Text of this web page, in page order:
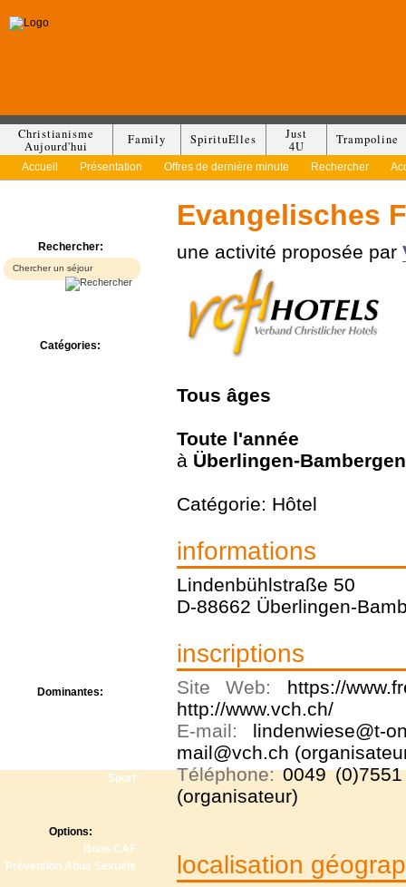
Christianisme
Aujourd'hui
Family SpirituElles
Just
4U
Trampoline
Accueil Présentation Offres de dernière minute Rechercher
Rechercher:
Catégories:
Dominantes:
Sport
Options:
Bons CAF
Prévention Abus Sexuels
Evangelisches
une activité proposée par
Tous âges
Toute l'année
à Überlingen-Bambergen
Catégorie: Hôtel
informations
Lindenbühlstraße 50
D-88662 Überlingen-
inscriptions
Site Web: https://
http://www.vch.ch/
E-mail: lindenwiese@t-
mail@vch.ch
Téléphone:0049
(organisateur)
localisation